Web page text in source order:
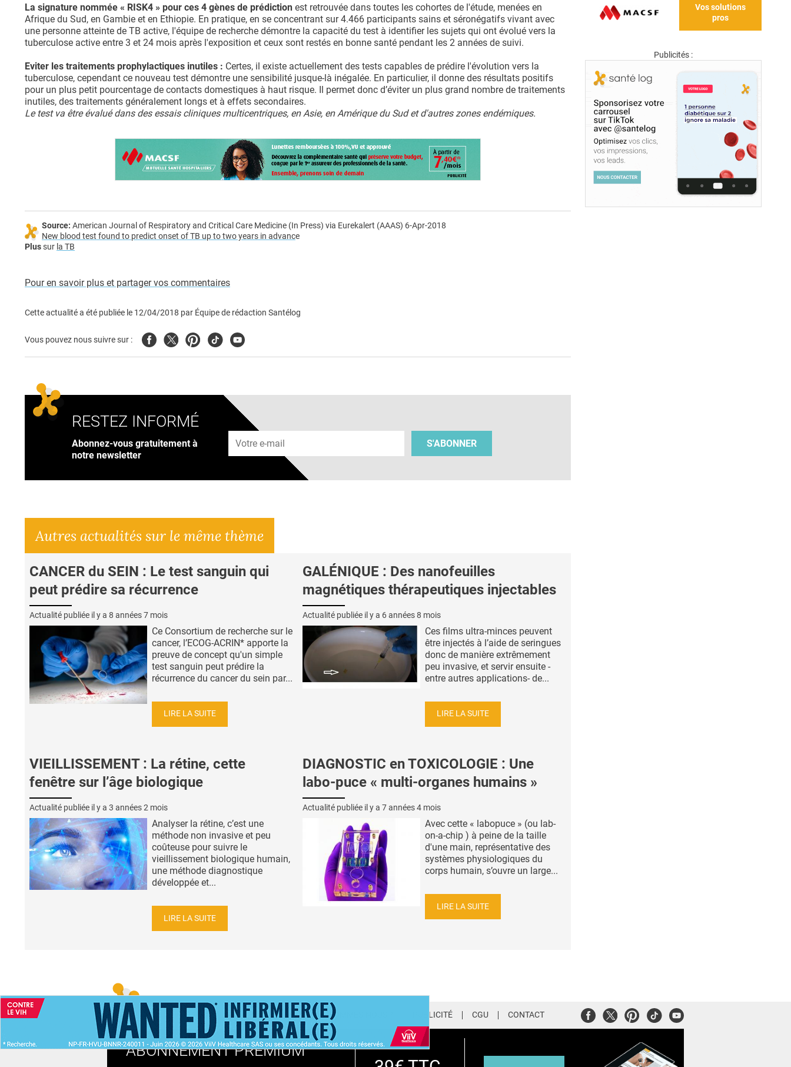
La signature nommée « RISK4 » pour ces 4 gènes de prédiction est retrouvée dans toutes les cohortes de l'étude, menées en
Afrique du Sud, en Gambie et en Ethiopie. En pratique, en se concentrant sur 4.466 participants sains et séronégatifs vivant avec
une personne atteinte de TB active, l'équipe de recherche démontre la capacité du test à identifier les sujets qui ont évolué vers la
tuberculose active entre 3 et 24 mois après l'exposition et ceux sont restés en bonne santé pendant les 2 années de suivi.
Eviter les traitements prophylactiques inutiles : Certes, il existe actuellement des tests capables de prédire l'évolution vers la
tuberculose, cependant ce nouveau test démontre une sensibilité jusque-là inégalée. En particulier, il donne des résultats positifs
pour un plus petit pourcentage de contacts domestiques à haut risque. Il permet donc d’éviter un plus grand nombre de traitements
inutiles, des traitements généralement longs et à effets secondaires.
Le test va être évalué dans des essais cliniques multicentriques, en Asie, en Amérique du Sud et d'autres zones endémiques.
Source: American Journal of Respiratory and Critical Care Medicine (In Press) via Eurekalert (AAAS) 6-Apr-2018
New blood test found to predict onset of TB up to two years in advance
Plussur la TB
Pour en savoir plus et partager vos commentaires
Cette actualité a été publiée le 12/04/2018 par Équipe de rédaction Santélog
Vous pouvez nous suivre sur : FacebookTwitterPinterest
TiktokYoutube
RESTEZ INFORMÉ
Abonnez-vous gratuitement à
notre newsletter
Adresse e-mail
S'ABONNER
Autres actualités sur le même thème
CANCER du SEIN : Le test sanguin qui
peut prédire sa récurrence
Actualité publiée il y a 8 années 7 mois
Ce Consortium de recherche sur le
cancer, l’ECOG-ACRIN* apporte la
preuve de concept qu'un simple
test sanguin peut prédire la
récurrence du cancer du sein par...
LIRE LA SUITE
GALÉNIQUE : Des nanofeuilles
magnétiques thérapeutiques injectables
Actualité publiée il y a 6 années 8 mois
Ces films ultra-minces peuvent
être injectés à l’aide de seringues
donc de manière extrêmement
peu invasive, et servir ensuite -
entre autres applications- de...
LIRE LA SUITE
VIEILLISSEMENT : La rétine, cette
fenêtre sur l’âge biologique
Actualité publiée il y a 3 années 2 mois
Analyser la rétine, c’est une
méthode non invasive et peu
coûteuse pour suivre le
vieillissement biologique humain,
une méthode diagnostique
développée et...
LIRE LA SUITE
DIAGNOSTIC en TOXICOLOGIE : Une
labo-puce « multi-organes humains »
Actualité publiée il y a 7 années 4 mois
Avec cette « labopuce » (ou lab-
on-a-chip ) à peine de la taille
d'une main, représentative des
systèmes physiologiques du
corps humain, s’ouvre un large...
LIRE LA SUITE
Vos solutions
pros
Publicités :
ACCUEIL NEWSLETTER QUI SOMMES-NOUS ? PUBLICITÉ CGU CONTACT FacebookTwitterPinterest
TiktokYoutube
ABONNEMENT PREMIUM